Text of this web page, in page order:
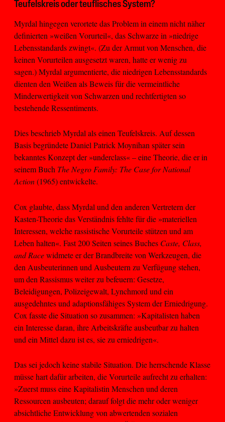
Teufelskreis oder teuflisches System?
Myrdal hingegen verortete das Problem in einem nicht näher
definierten »weißen Vorurteil«, das Schwarze in »niedrige
Lebensstandards zwingt«. (Zu der Armut von Menschen, die
keinen Vorurteilen ausgesetzt waren, hatte er wenig zu
sagen.) Myrdal argumentierte, die niedrigen Lebensstandards
dienten den Weißen als Beweis für die vermeintliche
Minderwertigkeit von Schwarzen und rechtfertigten so
bestehende Ressentiments.
Dies beschrieb Myrdal als einen Teufelskreis. Auf dessen
Basis begründete Daniel Patrick Moynihan später sein
bekanntes Konzept der »underclass« – eine Theorie, die er in
seinem Buch The Negro Family: The Case for National
Action(1965) entwickelte.
Cox glaubte, dass Myrdal und den anderen Vertretern der
Kasten-Theorie das Verständnis fehlte für die »materiellen
Interessen, welche rassistische Vorurteile stützen und am
Leben halten«. Fast 200 Seiten seines Buches Caste, Class,
and Racewidmete er der Brandbreite von Werkzeugen, die
den Ausbeuterinnen und Ausbeutern zu Verfügung stehen,
um den Rassismus weiter zu befeuern: Gesetze,
Beleidigungen, Polizeigewalt, Lynchmord und ein
ausgedehntes und adaptionsfähiges System der Erniedrigung.
Cox fasste die Situation so zusammen: »Kapitalisten haben
ein Interesse daran, ihre Arbeitskräfte ausbeutbar zu halten
und ein Mittel dazu ist es, sie zu erniedrigen«.
Das sei jedoch keine stabile Situation. Die herrschende Klasse
müsse hart dafür arbeiten, die Vorurteile aufrecht zu erhalten:
»Zuerst muss eine Kapitalistin Menschen und deren
Ressourcen ausbeuten; darauf folgt die mehr oder weniger
absichtliche Entwicklung von abwertenden sozialen